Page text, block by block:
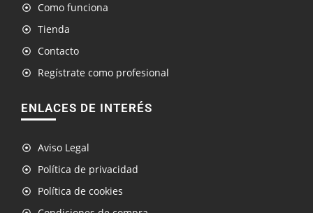
Como funciona
Tienda
Contacto
Regístrate como profesional
ENLACES DE INTERÉS
Aviso Legal
Política de privacidad
Política de cookies